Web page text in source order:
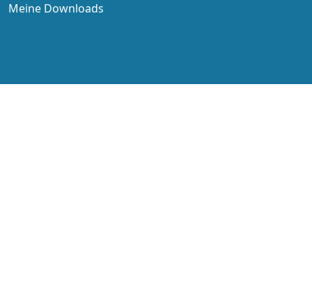
Meine Downloads